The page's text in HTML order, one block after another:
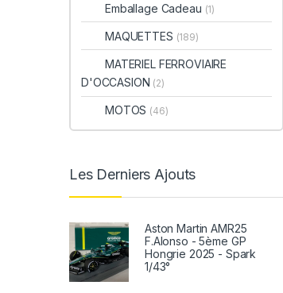
Emballage Cadeau (1)
MAQUETTES (189)
MATERIEL FERROVIAIRE
D'OCCASION (2)
MOTOS (46)
Les Derniers Ajouts
Aston Martin AMR25
F.Alonso - 5ème GP
Hongrie 2025 - Spark
1/43°